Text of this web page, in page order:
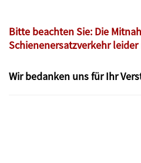
Bitte beachten Sie: Die
Schienenersatzverkehr
Wir bedanken uns für Ihr